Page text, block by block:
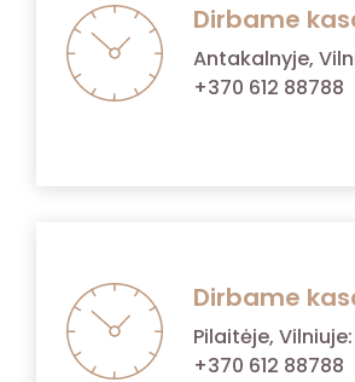
Dirbame
Antakalnyje,
+370 612 88788
Dirbame
Pilaitėje, Vilniuje:
+370 612 88788